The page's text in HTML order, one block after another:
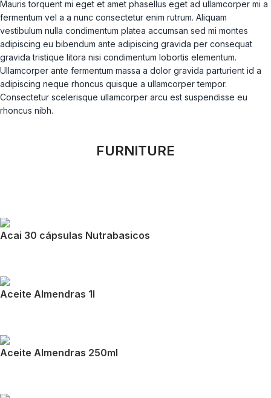
Mauris torquent mi eget et amet phasellus eget ad ullamcorper mi a
fermentum vel a a nunc consectetur enim rutrum. Aliquam
vestibulum nulla condimentum platea accumsan sed mi montes
adipiscing eu bibendum ante adipiscing gravida per consequat
gravida tristique litora nisi condimentum lobortis elementum.
Ullamcorper ante fermentum massa a dolor gravida parturient id a
adipiscing neque rhoncus quisque a ullamcorper tempor.
Consectetur scelerisque ullamcorper arcu est suspendisse eu
rhoncus nibh.
FURNITURE
Acai 30 cápsulas Nutrabasicos
Aceite Almendras 1l
Aceite Almendras 250ml